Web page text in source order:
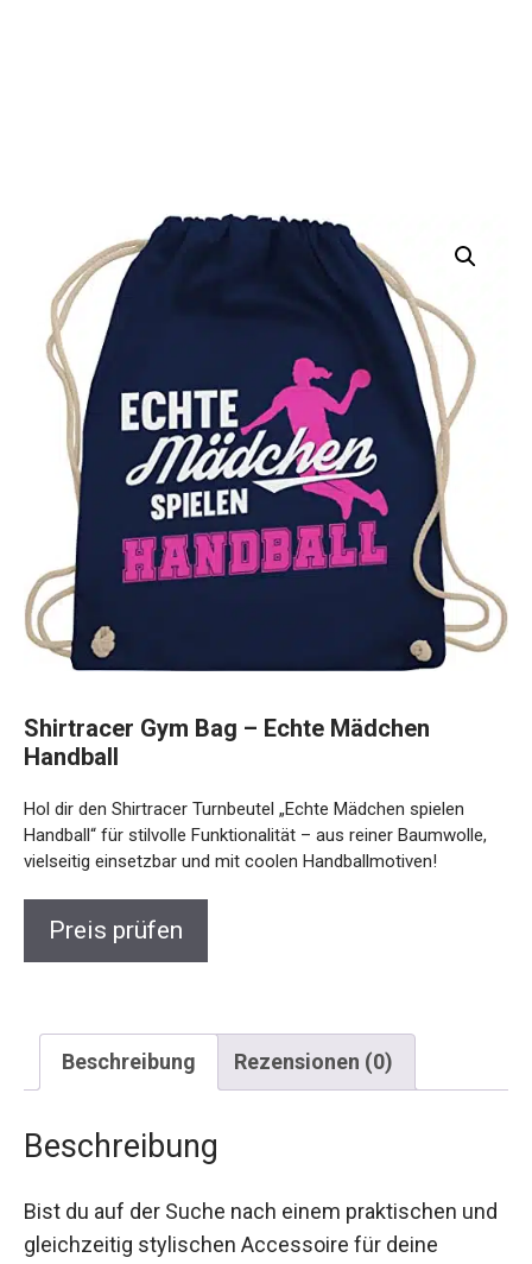
Handball
Handball“ für stilvolle Funktionalität – aus reiner Baumwolle,
vielseitig einsetzbar und mit coolen Handballmotiven!
Preis prüfen
Beschreibung
und gleichzeitig stylischen Accessoire für deine